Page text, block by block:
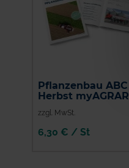
Pflanzenbau ABC
Herbst myAGRAR
zzgl. MwSt.
6,30 € / St